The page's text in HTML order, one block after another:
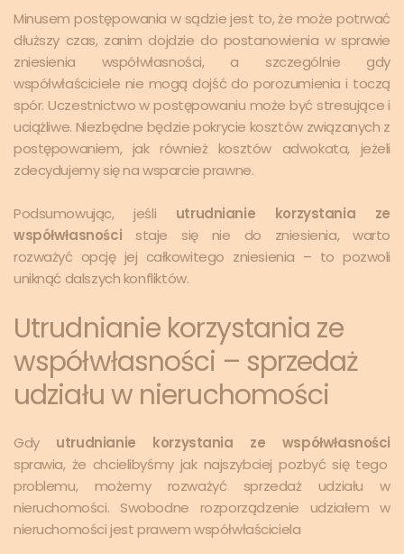
Minusem postępowania w sądzie jest to, że może potrwać
dłuższy czas, zanim dojdzie do postanowienia w sprawie
zniesienia współwłasności, a szczególnie gdy
współwłaściciele nie mogą dojść do porozumienia i toczą
spór. Uczestnictwo w postępowaniu może być stresujące i
uciążliwe. Niezbędne będzie pokrycie kosztów związanych z
postępowaniem, jak również kosztów adwokata, jeżeli
zdecydujemy się na wsparcie prawne.
Podsumowując, jeśli utrudnianie korzystania ze
współwłasności staje się nie do zniesienia, warto
rozważyć opcję jej całkowitego zniesienia – to pozwoli
uniknąć dalszych konfliktów.
Utrudnianie korzystania ze
współwłasności – sprzedaż
udziału w nieruchomości
Gdy utrudnianie korzystania ze współwłasności
sprawia, że chcielibyśmy jak najszybciej pozbyć się tego
problemu, możemy rozważyć sprzedaż udziału w
nieruchomości. Swobodne rozporządzenie udziałem w
nieruchomości jest prawem współwłaściciela